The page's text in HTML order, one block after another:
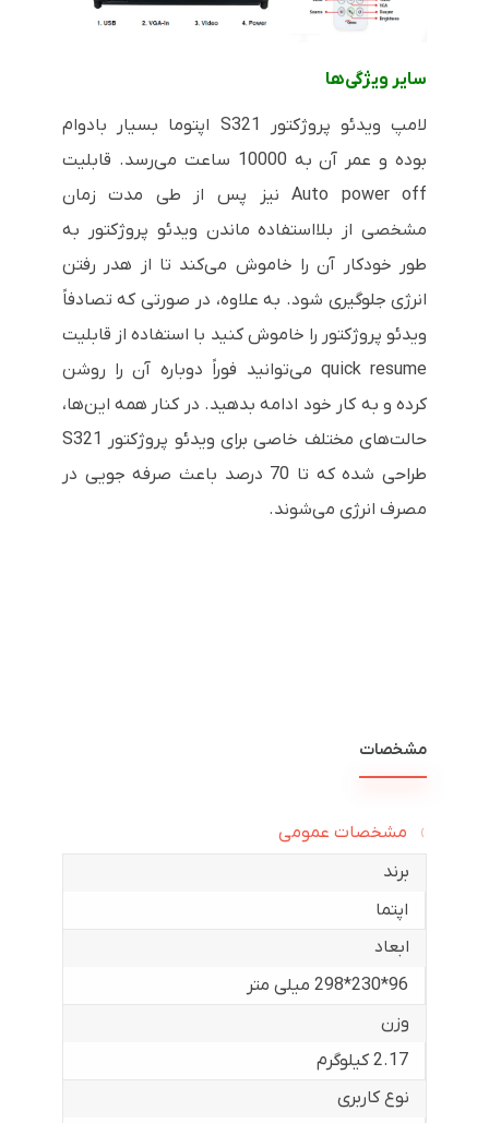
سایر ویژگی‌ها
لامپ ویدئو پروژکتور S321 اپتوما بسیار بادوام
بوده و عمر آن به 10000 ساعت می‌رسد. قابلیت
Auto power offنیز پس از طی مدت زمان
مشخصی از بلااستفاده ماندن ویدئو پروژکتور به
طور خودکار آن را خاموش می‌کند تا از هدر رفتن
انرژی جلوگیری شود. به علاوه، در صورتی که تصادفاً
ویدئو پروژکتور را خاموش کنید با استفاده از قابلیت
quick resume می‌توانید فوراً دوباره آن را روشن
کرده و به کار خود ادامه بدهید. در کنار همه این‌ها،
حالت‌های مختلف خاصی برای ویدئو پروژکتور S321
طراحی شده که تا 70 درصد باعث صرفه جویی در
مصرف انرژی می‌شوند.
مشخصات
مشخصات عمومی
برند
اپتما
ابعاد
96*230*298 میلی متر
وزن
2.17 کیلوگرم
نوع کاربری